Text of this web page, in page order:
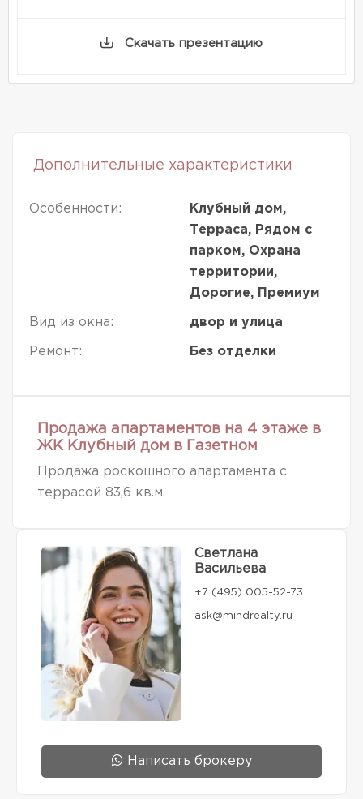
Скачать презентацию
Дополнительные характеристики
Особенности:
Клубный дом,
Терраса, Рядом с
парком, Охрана
территории,
Дорогие, Премиум
Вид из окна: двор и улица
Ремонт: Без отделки
Продажа апартаментов на 4 этаже в
ЖК Клубный дом в Газетном
Продажа роскошного апартамента с
террасой 83,6 кв.м.
Светлана
Васильева
+7 (495) 005-52-73
ask@mindrealty.ru
Написать брокеру